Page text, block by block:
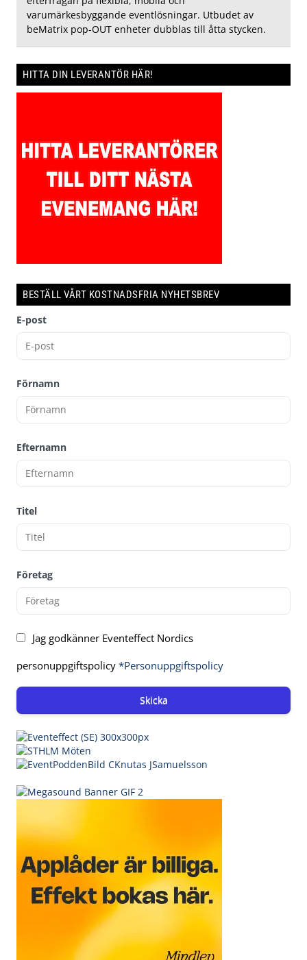
varumärkesbyggande eventlösningar. Utbudet av
beMatrix pop-OUT enheter dubblas till åtta stycken.
HITTA DIN LEVERANTÖR HÄR!
BESTÄLL VÅRT KOSTNADSFRIA NYHETSBREV
E-post
Förnamn
Efternamn
Titel
Företag
Jag godkänner Eventeffect Nordics
personuppgiftspolicy *Personuppgiftspolicy
Skicka